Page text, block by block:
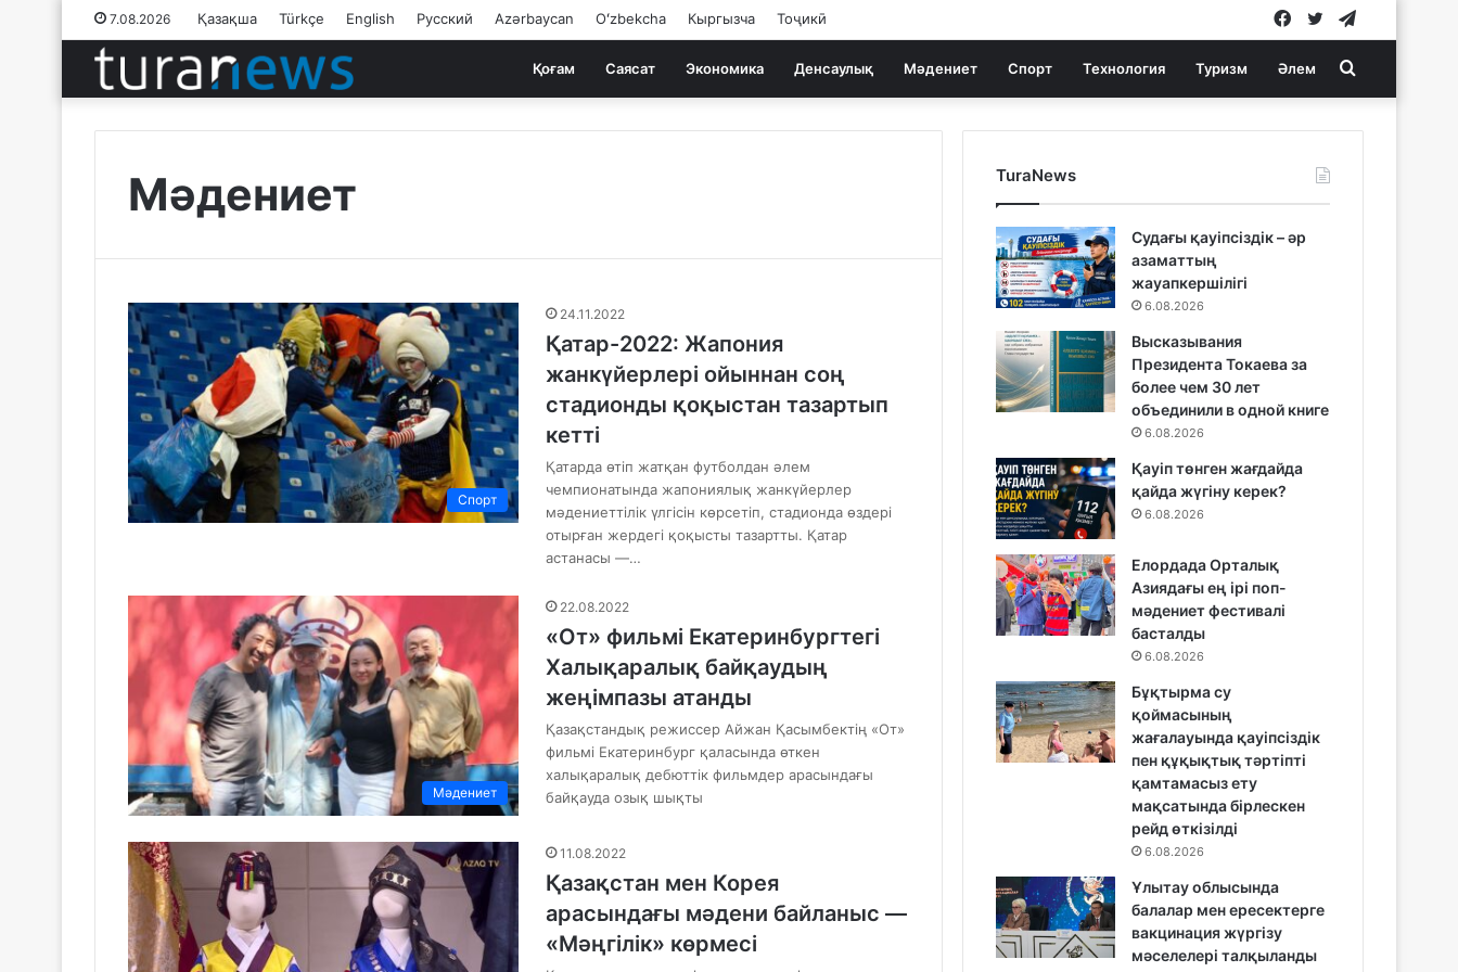
7.08.2026 Қазақша Türkçe English Русский Azərbaycan Oʻzbekcha Кыргызча Тоҷикӣ Twitter
Facebook
Қоғам Саясат Экономика Денсаулық Мәдениет Спорт Технология Туризм Әлем Search
for
Мәдениет
Спорт
24.11.2022
Қатар-2022: Жапония
жанкүйерлері ойыннан соң
стадионды қоқыстан тазартып
кетті
Қатарда өтіп жатқан футболдан әлем
чемпионатында жапониялық жанкүйерлер
мәдениеттілік үлгісін көрсетіп, стадионда өздері
отырған жердегі қоқысты тазартты. Қатар
астанасы —…
Мәдениет
22.08.2022
«От» фильмі Екатеринбургтегі
Халықаралық байқаудың
жеңімпазы атанды
Қазақстандық режиссер Айжан Қасымбектің «От»
фильмі Екатеринбург қаласында өткен
халықаралық дебюттік фильмдер арасындағы
байқауда озық шықты
11.08.2022
Қазақстан мен Корея
арасындағы мәдени байланыс —
«Мәңгілік» көрмесі
TuraNews
Судағы қауіпсіздік – әр
азаматтың
жауапкершілігі
6.08.2026
Высказывания
Президента Токаева за
более чем 30 лет
объединили в одной книге
6.08.2026
Қауіп төнген жағдайда
қайда жүгіну керек?
6.08.2026
Елордада Орталық
Азиядағы ең ірі поп-
мәдениет фестивалі
басталды
6.08.2026
Бұқтырма су
қоймасының
жағалауында қауіпсіздік
пен құқықтық тәртіпті
қамтамасыз ету
мақсатында бірлескен
рейд өткізілді
6.08.2026
Ұлытау облысында
балалар мен ересектерге
вакцинация жүргізу
мәселелері талқыланды